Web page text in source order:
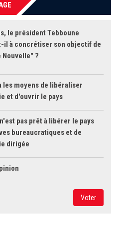
le président Tebboune
il à concrétiser son objectif de
?
les moyens de libéraliser
et d'ouvrir le pays
pas prêt à libérer le pays
bureaucratiques et de
dirigée
Voter